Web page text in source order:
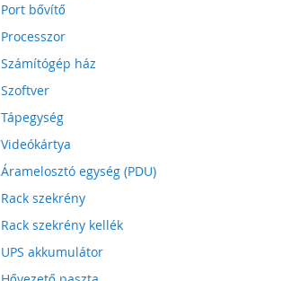
Port bővítő
Processzor
Számítógép ház
Szoftver
Tápegység
Videókártya
Áramelosztó egység (PDU)
Rack szekrény
Rack szekrény kellék
UPS akkumulátor